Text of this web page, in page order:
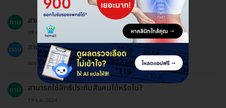
ถาม สามารถจ่ายเงินด้วยบัตรเครดิตได้หรือไม่?
19 ธ.ค. 2024
ตอบ สามารถชำระเงินผ่านบัตรเครดิตหรือโอนเงินได้ค่ะ
ตอบโดยทีมงาน HD
ถาม สามารถใช้สิทธิประกันสังคมได้หรือไม่?
19 ธ.ค. 2024